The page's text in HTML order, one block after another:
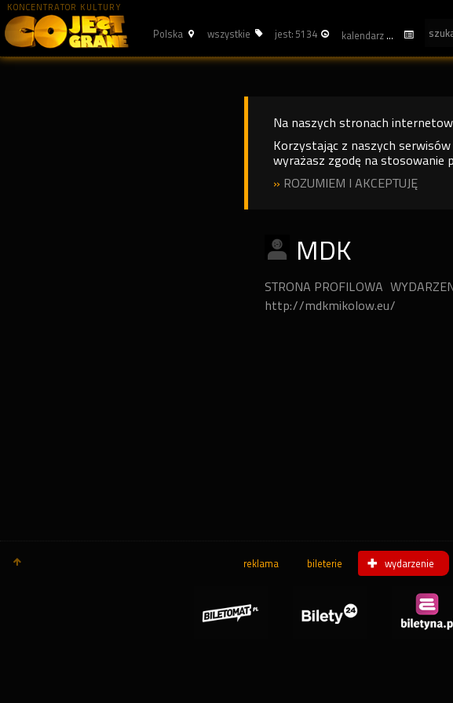
KONCENTRATOR KULTURY
Polska wszystkie jest: 5134 kalendarz
Na naszych stronach
Korzystając z naszych
wyrażasz zgodę na stosowanie
» ROZUMIEM I AKCEPTUJĘ
MDK
STRONA PROFILOWA
http://mdkmikolow.eu/
reklama bileterie wydarzenie